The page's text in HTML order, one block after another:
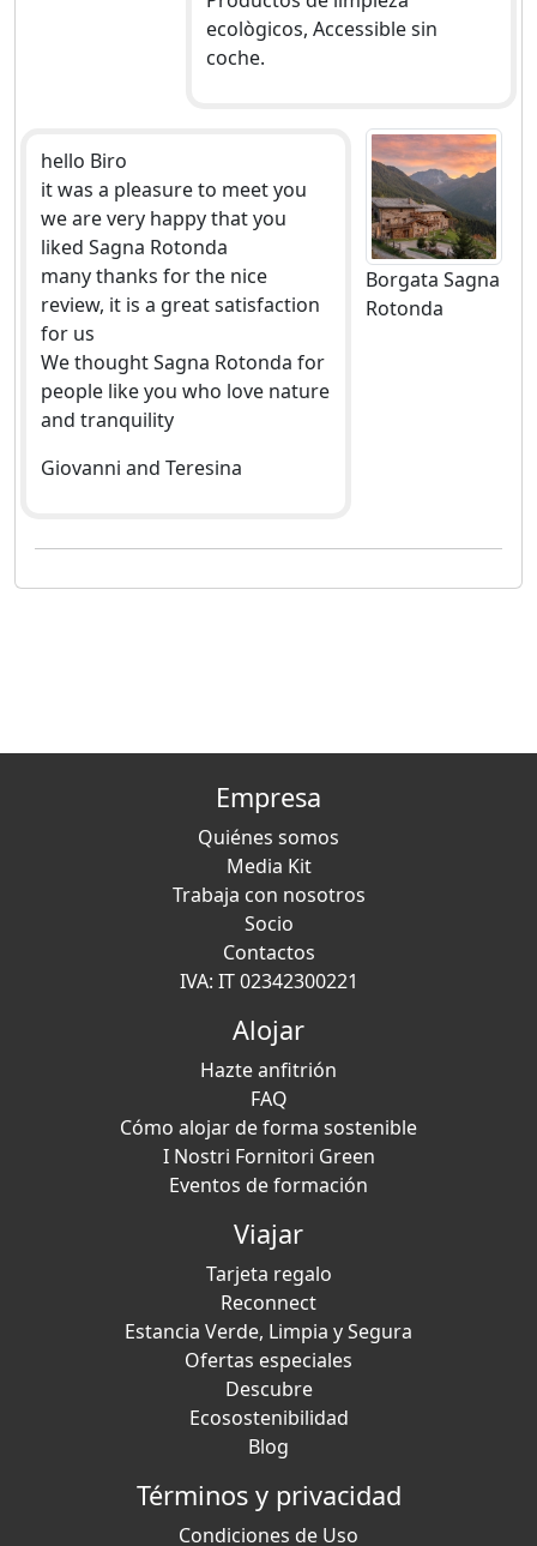
ecològicos, Accessible sin
coche.
hello Biro
it was a pleasure to meet you
we are very happy that you
liked Sagna Rotonda
many thanks for the nice
review, it is a great satisfaction
for us
We thought Sagna Rotonda for
people like you who love nature
and tranquility
Giovanni and Teresina
Borgata Sagna
Rotonda
Empresa
Quiénes somos
Media Kit
Trabaja con nosotros
Socio
Contactos
IVA: IT 02342300221
Alojar
Hazte anfitrión
FAQ
Cómo alojar de forma sostenible
I Nostri Fornitori Green
Eventos de formación
Viajar
Tarjeta regalo
Reconnect
Estancia Verde, Limpia y Segura
Ofertas especiales
Descubre
Ecosostenibilidad
Blog
Términos y privacidad
Condiciones de Uso